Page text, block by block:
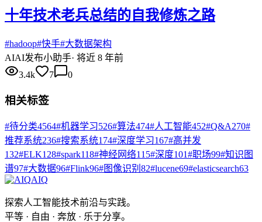
十年技术老兵总结的自我修炼之路
#hadoop#快手#大数据架构
AIAI发布小助手· 将近 8 年前
3.4k
7 0
相关标签
#待分类4564#机器学习526#算法474#人工智能452#Q&A270#
推荐系统236#搜索系统174#深度学习167#高并发
132#ELK128#spark118#神经网络115#深度101#职场99#知识图
谱97#大数据96#Flink96#图像识别 82#lucene69#elasticsearch63
AIQ
探索人工智能技术前沿与实践。
平等 · 自由 · 奔放 · 乐于分享。